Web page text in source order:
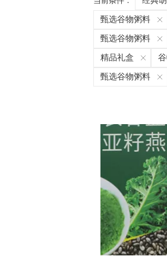
甄选谷物粥料
甄选谷物粥料
精品礼盒
甄选谷物粥料